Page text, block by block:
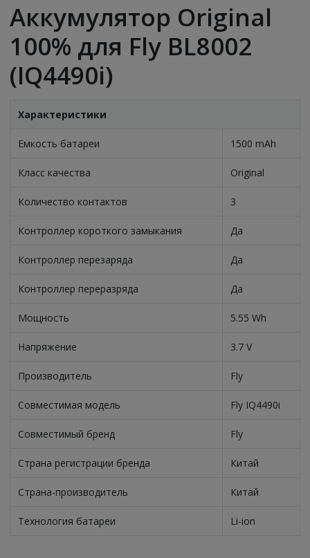
Аккумулятор Original
100% для Fly BL8002
(IQ4490i)
Характеристики
Емкость батареи 1500 mAh
Класс качества Original
Количество контактов 3
Контроллер короткого замыкания Да
Контроллер перезаряда Да
Контроллер переразряда Да
Мощность 5.55 Wh
Напряжение 3.7 V
Производитель Fly
Совместимая модель Fly IQ4490i
Совместимый бренд Fly
Страна регистрации бренда Китай
Страна-производитель Китай
Технология батареи Li-ion